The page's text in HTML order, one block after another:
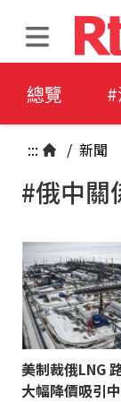
總覽
::: / 新聞
#俄中關
美制裁俄LNG
大幅降價吸引